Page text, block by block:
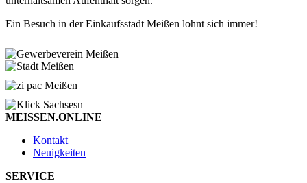
Ein Besuch in der Einkaufsstadt Meißen lohnt sich immer!
MEISSEN.ONLINE
Kontakt
Neuigkeiten
SERVICE